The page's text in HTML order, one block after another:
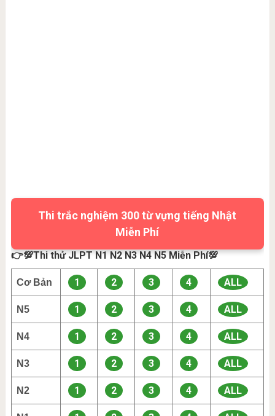
Thi trắc nghiệm 300 từ vựng tiếng Nhật
Miễn Phí
👉💯Thi thử JLPT N1 N2 N3 N4 N5 Miễn Phí💯
Cơ Bản 1 2 3 4 ALL
N5 1 2 3 4 ALL
N4 1 2 3 4 ALL
N3 1 2 3 4 ALL
N2 1 2 3 4 ALL